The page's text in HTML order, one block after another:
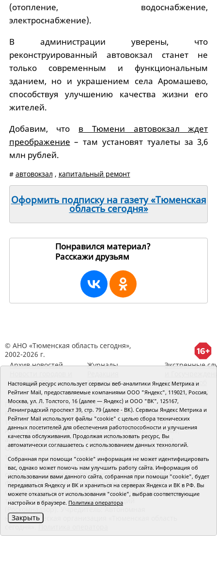
(отопление, водоснабжение,
электроснабжение).
В администрации уверены, что
реконструированный автовокзал станет не
только современным и функциональным
зданием, но и украшением села Аромашево,
способствуя улучшению качества жизни его
жителей.
Добавим, что в Тюмени автовокзал ждет
преображение – там установят туалеты за 3,6
млн рублей.
# автовокзал , капитальный ремонт
Оформить подписку на газету «Тюменская
область сегодня»
Понравился материал?
Расскажи друзьям
© АНО «Тюменская область сегодня»,
2002-2026 г.
Архив новостей
районов ТО
Журналы
RSS поток
Экстренные
Сведения об
организации
Главный редактор Рябков А.В.
Редакция: 625002, Тюмень, Осипенко, 81,
телефон (3452)49-00-18, e-mail: tumentoday@obl72.ru
Адрес для писем: 625000, Россия, Тюмень, Почтамт,
а/я 371. Для пресс-релизов: tumentoday@obl72.ru.
Отдел писем: тел. (3452) 39-90-59. Отдел рекламы:
тел. (3452) 39-90-51. Регистрация СМИ: Сетевое
издание «Интернет-газета «Тюменская область
сегодня», свидетельство о регистрации СМИ Эл №
ФС77-64918 от 24.02.2016 выдано Федеральной
службой по надзору в сфере связи, информационных
технологий и массовых коммуникаций
некоммерческая организация «Тюменская область
Настоящий ресурс использует сервисы веб-аналитики Яндекс Метрика и
Рейтинг Mail, предоставляемые компаниями ООО "Яндекс", 119021, Россия,
Москва, ул. Л. Толстого, 16 (далее — Яндекс) и ООО "ВК", 125167,
Ленинградский проспект 39, стр. 79 (далее - ВК). Сервисы Яндекс Метрика и
Рейтинг Mail используют файлы "cookie" с целью сбора технических
данных посетителей для обеспечения работоспособности и улучшения
качества обслуживания. Продолжая использовать ресурс, Вы
автоматически соглашаетесь с использованием данных технологий.
Собранная при помощи "cookie" информация не может идентифицировать
вас, однако может помочь нам улучшить работу сайта. Информация об
использовании вами данного сайта, собранная при помощи "cookie", будет
передаваться Яндексу и ВК и храниться на серверах Яндекса и ВК в РФ. Вы
можете отказаться от использования "cookie", выбрав соответствующие
настройки в браузере. Политика оператора
Закрыть